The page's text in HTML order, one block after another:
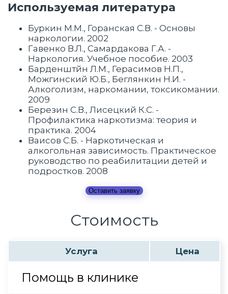
Используемая литература
Буркин М.М., Горанская С.В. - Основы
наркологии. 2002
Гавенко В.Л., Самардакова Г.А. -
Наркология. Учебное пособие. 2003
Барденштйн Л.М., Герасимов Н.П.,
Можгинский Ю.Б., Беглянкин Н.И. -
Алкоголизм, наркомании, токсикомании.
2009
Березин С.В., Лисецкий К.С. -
Профилактика наркотизма: теория и
практика. 2004
Ваисов С.Б. - Наркотическая и
алкогольная зависимость. Практическое
руководство по реабилитации детей и
подростков. 2008
Оставить заявку
Стоимость
Услуга Цена
Помощь в клинике